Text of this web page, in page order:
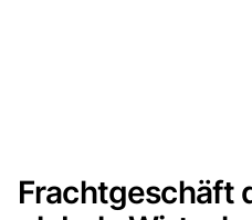
Frachtgeschäft